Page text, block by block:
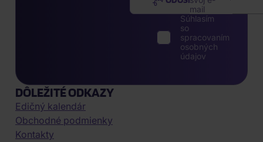
mail
Súhlasím
so
spracovaním
osobných
údajov
DÔLEŽITÉ ODKAZY
Edičný kalendár
Obchodné podmienky
Kontakty